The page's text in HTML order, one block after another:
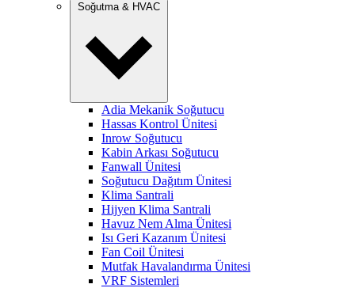
Soğutma & HVAC
Adia Mekanik Soğutucu
Hassas Kontrol Ünitesi
Inrow Soğutucu
Kabin Arkası Soğutucu
Fanwall Ünitesi
Soğutucu Dağıtım Ünitesi
Klima Santrali
Hijyen Klima Santrali
Havuz Nem Alma Ünitesi
Isı Geri Kazanım Ünitesi
Fan Coil Ünitesi
Mutfak Havalandırma Ünitesi
VRF Sistemleri